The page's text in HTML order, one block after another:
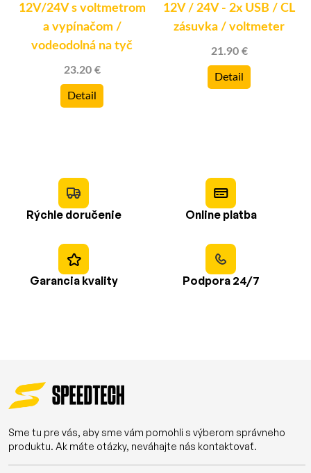
12V/24V s voltmetrom
a vypínačom /
vodeodolná na tyč
23.20 €
Detail
12V / 24V - 2x USB / CL
zásuvka / voltmeter
21.90 €
Detail
Rýchle doručenie Online platba
Garancia kvality Podpora 24/7
Sme tu pre vás, aby sme vám pomohli s výberom správneho
produktu. Ak máte otázky, neváhajte nás kontaktovať.